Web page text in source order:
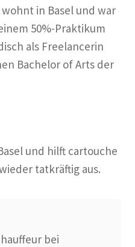
wohnt in Basel und war
50%-Praktikum
als Freelancerin
Bachelor of Arts der
und hilft cartouche
tatkräftig aus.
bei